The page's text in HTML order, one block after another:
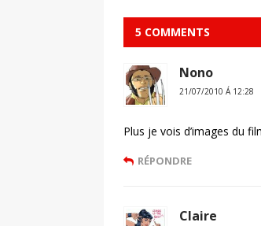
5 COMMENTS
Nono
21/07/2010 Á 12:28
Plus je vois d’images du
RÉPONDRE
Claire